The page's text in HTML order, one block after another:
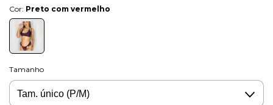
Cor: Preto com vermelho
Tamanho